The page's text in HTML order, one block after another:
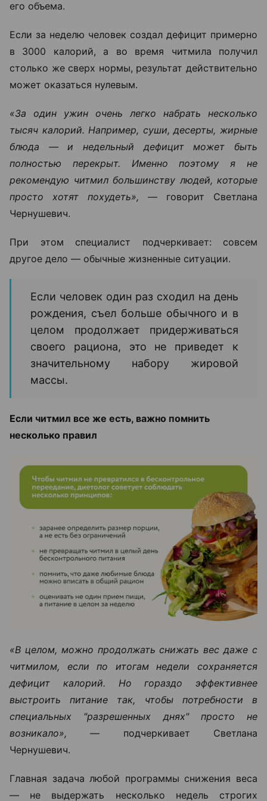
его объема.
Если за неделю человек создал дефицит примерно
в 3000 калорий, а во время читмила получил
столько же сверх нормы, результат действительно
может оказаться нулевым.
«За один ужин очень легко набрать несколько
тысяч калорий. Например, суши, десерты, жирные
блюда — и недельный дефицит может быть
полностью перекрыт. Именно поэтому я не
рекомендую читмил большинству людей, которые
просто хотят похудеть», — говорит Светлана
Чернушевич.
При этом специалист подчеркивает: совсем
другое дело — обычные жизненные ситуации.
Если человек один раз сходил на день
рождения, съел больше обычного и в
целом продолжает придерживаться
своего рациона, это не приведет к
значительному набору жировой
массы.
Если читмил все же есть, важно помнить
несколько правил
«В целом, можно продолжать снижать вес даже с
читмилом, если по итогам недели сохраняется
дефицит калорий. Но гораздо эффективнее
выстроить питание так, чтобы потребности в
специальных "разрешенных днях" просто не
возникало»,— подчеркивает Светлана
Чернушевич.
Главная задача любой программы снижения веса
— не выдержать несколько недель строгих